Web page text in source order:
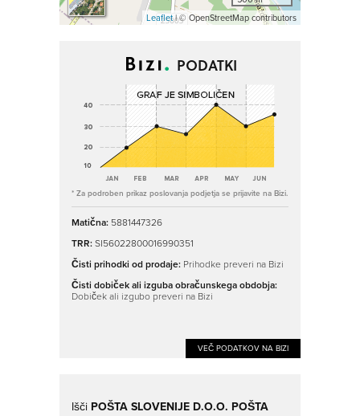
Leaflet| © OpenStreetMap contributors
PODATKI
* Za podroben prikaz poslovanja podjetja se prijavite na Bizi.
Matična: 5881447326
TRR:SI56022800016990351
Čisti prihodki od prodaje: Prihodke preveri na Bizi
Čisti dobiček ali izguba obračunskega obdobja:
Dobiček ali izgubo preveri na Bizi
VEČ PODATKOV NA BIZI
Išči POŠTA SLOVENIJE D.O.O. POŠTA